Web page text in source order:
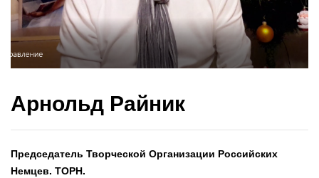
Арнольд Райник
Председатель Творческой Организации Российских
Немцев. ТОРН.